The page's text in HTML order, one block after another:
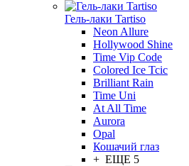
Гель-лаки Tartiso
Neon Allure
Hollywood Shine
Time Vip Code
Colored Ice Tcic
Brilliant Rain
Time Uni
At All Time
Aurora
Opal
Кошачий глаз
+ ЕЩЕ 5